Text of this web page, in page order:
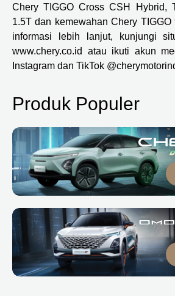
Chery TIGGO Cross CSH Hybrid,
1.5T dan kemewahan Chery
informasi lebih lanjut, kunjungi
www.chery.co.id atau ikuti akun
Instagram dan TikTok
Produk Populer